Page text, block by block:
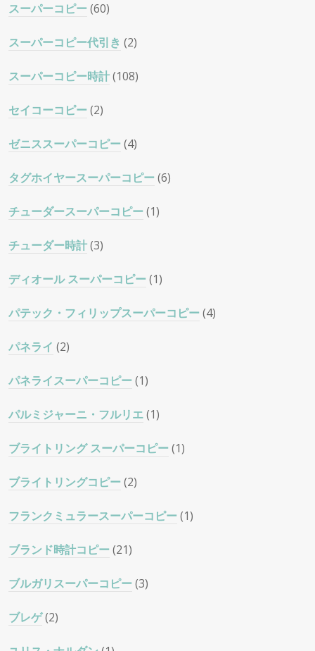
スーパーコピー(60)
スーパーコピー代引き (2)
スーパーコピー時計(108)
セイコーコピー(2)
ゼニススーパーコピー(4)
タグホイヤースーパーコピー(6)
チューダースーパーコピー(1)
チューダー時計(3)
ディオール スーパーコピー(1)
パテック・フィリップスーパーコピー(4)
パネライ (2)
パネライスーパーコピー(1)
パルミジャーニ・フルリエ(1)
ブライトリング スーパーコピー(1)
ブライトリングコピー(2)
フランクミュラースーパーコピー(1)
ブランド時計コピー(21)
ブルガリスーパーコピー(3)
ブレゲ(2)